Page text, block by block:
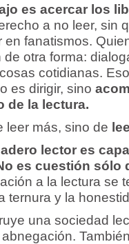
es acercar los
a no leer, sin
en fanatismos.
de otra forma:
cotidianas.
es dirigir, sino
de la lectura.
leer más, sino de
lector es
es cuestión sólo
a la lectura se
ternura y la
una sociedad